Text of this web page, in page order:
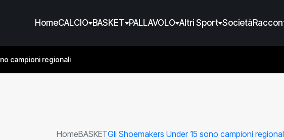
HomeCALCIO BASKET PALLAVOLO Altri Sport Società
campioni regionali
HomeBASKETGli Shoemakers Under 15 sono campioni